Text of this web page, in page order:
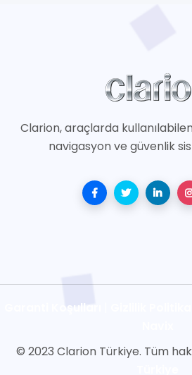
Clarion, araçlarda
navigasyon ve güvenlik
Garanti Koşulları
© 2023 Clarion Türkiye. Tüm